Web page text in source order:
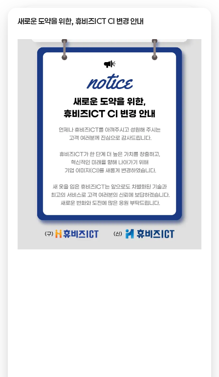
기술혁신형 중소기업(Inno-Biz) 확인서
새로운 도약을 위한, 휴비즈ICT CI 변경 안내